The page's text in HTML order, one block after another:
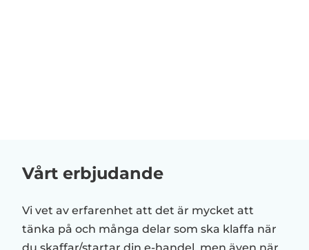
Vårt erbjudande
Vi vet av erfarenhet att det är mycket att
tänka på och många delar som ska klaffa när